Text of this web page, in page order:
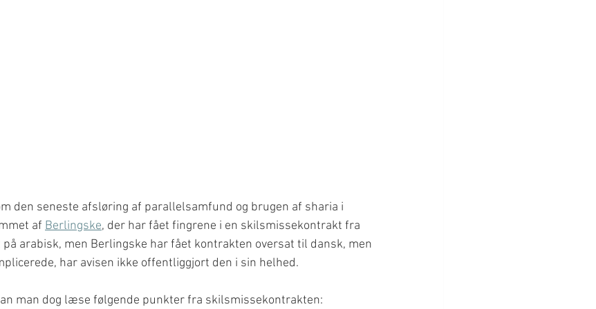
den seneste afsløring af parallelsamfund og brugen af sharia i
af Berlingske, der har fået fingrene i en skilsmissekontrakt fra
arabisk, men Berlingske har fået kontrakten oversat til dansk, men
har avisen ikke offentliggjort den i sin helhed.
man dog læse følgende punkter fra skilsmissekontrakten: